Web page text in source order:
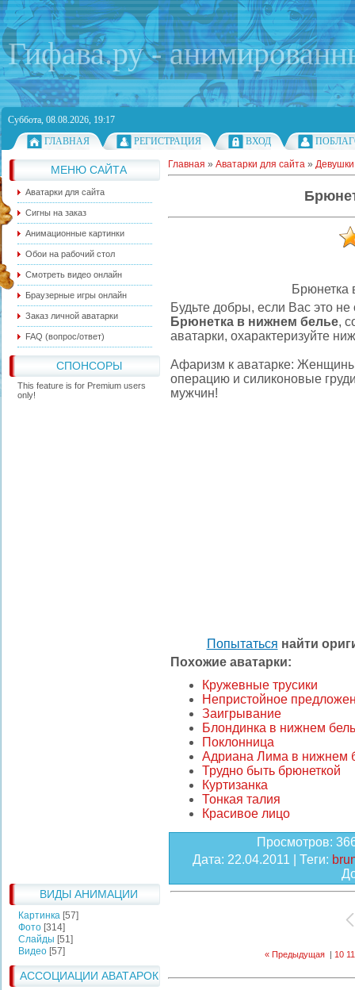
Гифава.ру -
Суббота, 08.08.2026, 19:17
ГЛАВНАЯ
РЕГИСТРАЦИЯ ВХОД
МЕНЮ САЙТА
Аватарки для сайта
Сигны на заказ
Анимационные картинки
Обои на рабочий стол
Смотреть видео онлайн
Браузерные игры онлайн
Заказ личной аватарки
FAQ (вопрос/ответ)
СПОНСОРЫ
This feature is for Premium users
only!
ВИДЫ АНИМАЦИИ
Картинка [57]
Фото [314]
Слайды [51]
Видео [57]
АССОЦИАЦИИ АВАТАРОК
Главная » Аватарки для сайта »
Брюнетка
Будьте добры, если Вас это
Брюнетка в нижнем белье,
аватарки, охарактеризуйте
Афаризм к аватарке: Женщины
операцию и силиконовые
мужчин!
Попытаться найти
Похожие аватарки:
Кружевные трусики
Непристойное
Заигрывание
Блондинка в нижнем
Поклонница
Адриана Лима в нижнем
Трудно быть брюнеткой
Куртизанка
Тонкая талия
Красивое лицо
Просмотров:
Дата: 22.04.2011 | Теги:
« Предыдущая| 10 11